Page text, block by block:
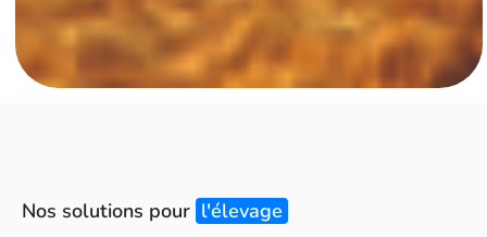
Nos solutions pour l'élevage